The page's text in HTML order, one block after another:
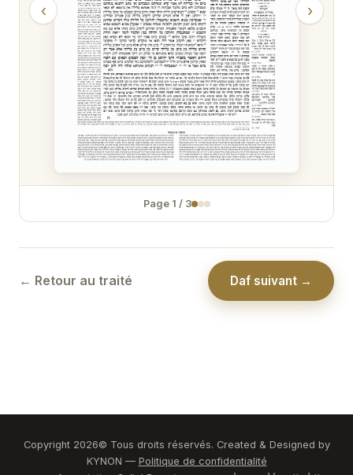
Temoura 27
Temoura 28
Temoura 29
Temoura 30
Temoura 31
Temoura 34
‹ ›
Page 1 / 3
← Retour au traité Daf suivant →
Copyright 2026© Tous droits réservés. Created & Designed by
KYNON — Politique de confidentialité